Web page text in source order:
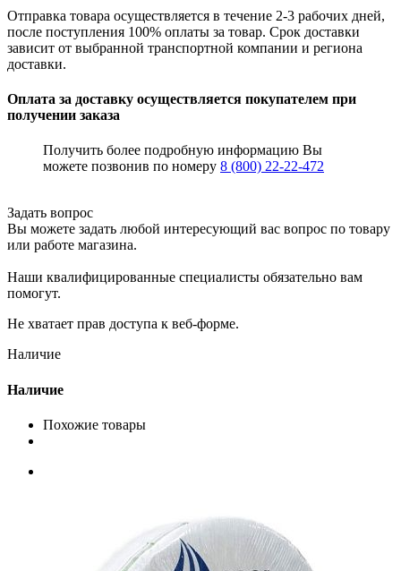
Отправка товара осуществляется в течение 2-3 рабочих дней,
после поступления 100% оплаты за товар. Срок доставки
зависит от выбранной транспортной компании и региона
доставки.
Оплата за доставку осуществляется покупателем при
получении заказа
Получить более подробную информацию Вы
можете позвонив по номеру 8 (800) 22-22-472
Задать вопрос
Вы можете задать любой интересующий вас вопрос по товару
или работе магазина.
Наши квалифицированные специалисты обязательно вам
помогут.
Не хватает прав доступа к веб-форме.
Наличие
Наличие
Похожие товары